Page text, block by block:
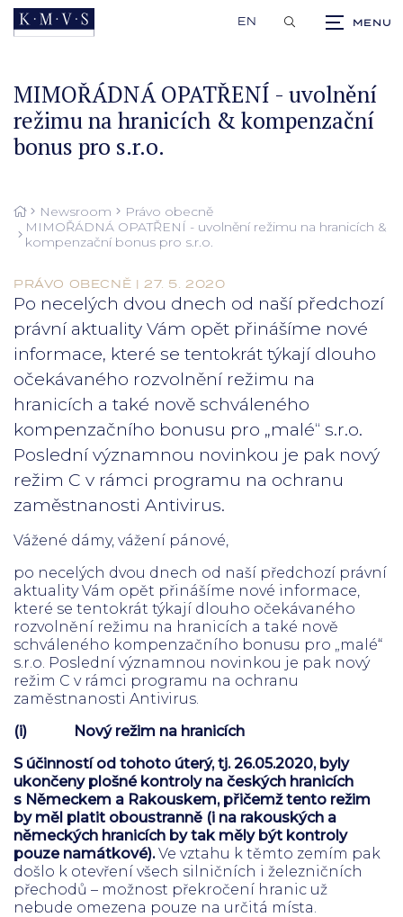
EN
MIMOŘÁDNÁ OPATŘENÍ - uvolnění
režimu na hranicích & kompenzační
bonus pro s.r.o.
Newsroom
Právo obecně
MIMOŘÁDNÁ OPATŘENÍ - uvolnění režimu na hranicích &
kompenzační bonus pro s.r.o.
PRÁVO OBECNĚ | 27. 5. 2020
Po necelých dvou dnech od naší předchozí
právní aktuality Vám opět přinášíme nové
informace, které se tentokrát týkají dlouho
očekávaného rozvolnění režimu na
hranicích a také nově schváleného
kompenzačního bonusu pro „malé“ s.r.o.
Poslední významnou novinkou je pak nový
režim C v rámci programu na ochranu
zaměstnanosti Antivirus.
Vážené dámy, vážení pánové,
po necelých dvou dnech od naší předchozí právní
aktuality Vám opět přinášíme nové informace,
které se tentokrát týkají dlouho očekávaného
rozvolnění režimu na hranicích a také nově
schváleného kompenzačního bonusu pro „malé“
s.r.o. Poslední významnou novinkou je pak nový
režim C v rámci programu na ochranu
zaměstnanosti Antivirus.
(i)
Nový režim na hranicích
S účinností od tohoto úterý, tj. 26.05.2020, byly
ukončeny plošné kontroly na českých hranicích
s Německem a Rakouskem, přičemž tento režim
by měl platit oboustranně (i na rakouských a
německých hranicích by tak měly být kontroly
pouze namátkové).Ve vztahu k těmto zemím pak
došlo k otevření všech silničních i železničních
přechodů – možnost překročení hranic už
nebude omezena pouze na určitá místa.